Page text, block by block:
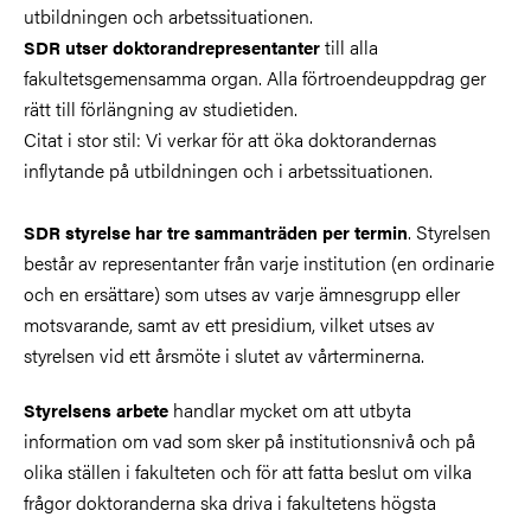
utbildningen och arbetssituationen.
SDR utser doktorandrepresentantertill alla
fakultetsgemensamma organ. Alla förtroendeuppdrag ger
rätt till förlängning av studietiden.
Citat i stor stil: Vi verkar för att öka doktorandernas
inflytande på utbildningen och i arbetssituationen.
SDR styrelse har tre sammanträden per termin. Styrelsen
består av representanter från varje institution (en ordinarie
och en ersättare) som utses av varje ämnesgrupp eller
motsvarande, samt av ett presidium, vilket utses av
styrelsen vid ett årsmöte i slutet av vårterminerna.
Styrelsens arbete handlar mycket om att utbyta
information om vad som sker på institutionsnivå och på
olika ställen i fakulteten och för att fatta beslut om vilka
frågor doktoranderna ska driva i fakultetens högsta